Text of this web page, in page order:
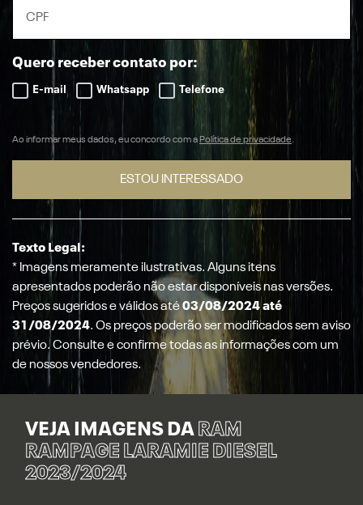
Quero receber contato por:
E-mail Whatsapp Telefone
Ao informar meus dados, eu concordo com a Política de privacidade.
ESTOU INTERESSADO
Texto Legal:
* Imagens meramente ilustrativas. Alguns itens
apresentados poderão não estar disponíveis nas versões.
Preços sugeridos e válidos até03/08/2024 até
31/08/2024. Os preços poderão ser modificados sem aviso
prévio. Consulte e confirme todas as informações com um
de nossos vendedores.
VEJA IMAGENS DA RAM
RAMPAGE LARAMIE DIESEL
2023/2024